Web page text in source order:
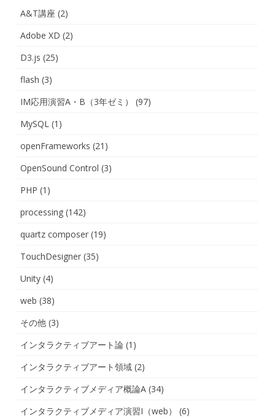
ン
A&T講座 (2)
Adobe XD (2)
D3.js (25)
flash (3)
IM応用演習A・B（3年ゼミ）
(97)
MySQL (1)
openFrameworks (21)
OpenSound Control (3)
PHP (1)
processing (142)
quartz composer (19)
TouchDesigner (35)
Unity (4)
web (38)
その他 (3)
インタラクティブアート論 (1)
インタラクティブアート領域 (2)
インタラクティブメディア概論A (34)
インタラクティブメディア演習I（web）
(6)